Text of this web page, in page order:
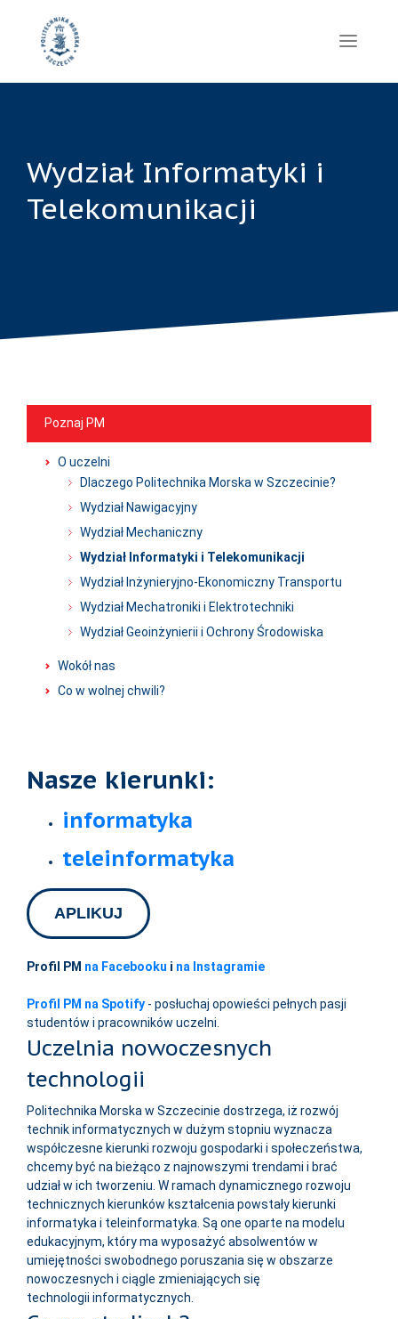
Wydział Informatyki i
Telekomunikacji
Poznaj PM
O uczelni
Dlaczego Politechnika Morska w Szczecinie?
Wydział Nawigacyjny
Wydział Mechaniczny
Wydział Informatyki i Telekomunikacji
Wydział Inżynieryjno-Ekonomiczny Transportu
Wydział Mechatroniki i Elektrotechniki
Wydział Geoinżynierii i Ochrony Środowiska
Wokół nas
Co w wolnej chwili?
Nasze kierunki:
informatyka
teleinformatyka
APLIKUJ
Profil PM na Facebooku i na Instagramie
Profil PM na Spotify - posłuchaj opowieści pełnych pasji
studentów i pracowników uczelni.
Uczelnia nowoczesnych
technologii
Politechnika Morska w Szczecinie dostrzega, iż rozwój
technik informatycznych w dużym stopniu wyznacza
współczesne kierunki rozwoju gospodarki i społeczeństwa,
chcemy być na bieżąco z najnowszymi trendami i brać
udział w ich tworzeniu. W ramach dynamicznego rozwoju
technicznych kierunków kształcenia powstały kierunki
informatyka i teleinformatyka. Są one oparte na modelu
edukacyjnym, który ma wyposażyć absolwentów w
umiejętności swobodnego poruszania się w obszarze
nowoczesnych i ciągle zmieniających się
technologii informatycznych.